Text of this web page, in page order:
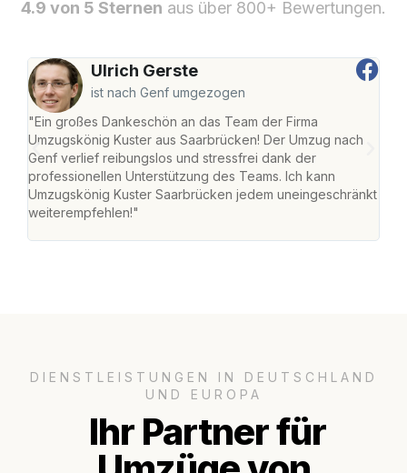
4.9 von 5 Sternen aus über 800+ Bewertungen.
Ulrich Gerste
ist nach Genf umgezogen
"Ein großes Dankeschön an das Team der Firma
Umzugskönig Kuster aus Saarbrücken! Der Umzug nach
Genf verlief reibungslos und stressfrei dank der
professionellen Unterstützung des Teams. Ich kann
Umzugskönig Kuster Saarbrücken jedem uneingeschränkt
weiterempfehlen!"
DIENSTLEISTUNGEN IN DEUTSCHLAND
UND EUROPA
Ihr Partner für